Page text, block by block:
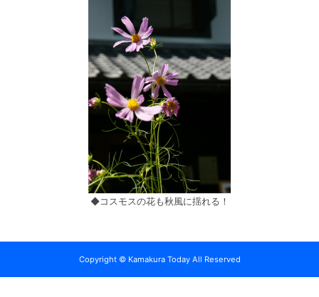
◆コスモスの花も秋風に揺れる！
Copyright © Kamakura Today All Reserved